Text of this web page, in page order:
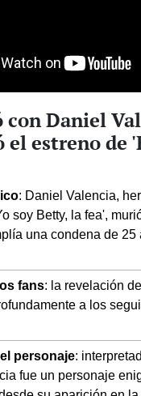
con Daniel
el estreno de
: Daniel Valencia,
soy Betty, la fea',
una condena de 25
fans: la revelación
a los
personaje:
fue un personaje